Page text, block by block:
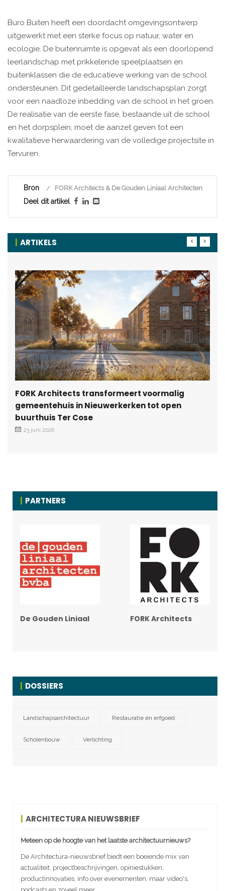
Buro Buiten heeft een doordacht omgevingsontwerp
uitgewerkt met een sterke focus op natuur, water en
ecologie. De buitenruimte is opgevat als een doorlopend
leerlandschap met prikkelende speelplaatsen en
buitenklassen die de educatieve werking van de school
ondersteunen. Dit gedetailleerde landschapsplan zorgt
voor een naadloze inbedding van de school in het groen.
De realisatie van de eerste fase, bestaande uit de school
en het dorpsplein, moet de aanzet geven tot een
kwalitatieve herwaardering van de volledige projectsite in
Tervuren.
Bron FORK Architects & De Gouden Liniaal Architecten
Deel dit artikel
ARTIKELS
FORK Architects transformeert voormalig
gemeentehuis in Nieuwerkerken tot open
buurthuis Ter Cose
23 juni 2026
PARTNERS
De Gouden Liniaal FORK Architects
DOSSIERS
Landschapsarchitectuur Restauratie en erfgoed
Scholenbouw Verlichting
ARCHITECTURA NIEUWSBRIEF
Meteen op de hoogte van het laatste architectuurnieuws?
De Architectura-nieuwsbrief biedt een boeiende mix van
actualiteit, projectbeschrijvingen, opiniestukken,
productinnovaties, info over evenementen, maar video's,